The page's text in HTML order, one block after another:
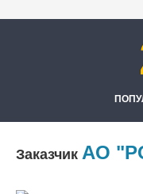
Заказчик АО